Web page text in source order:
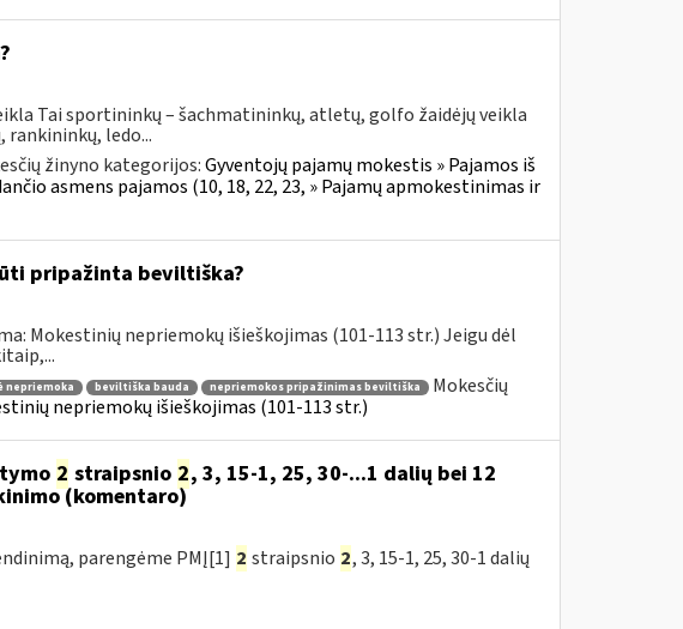
Tai sportininkų – šachmatininkų, atletų, golfo žaidėjų veikla
ledo...
žinyno kategorijos:Gyventojų pajamų mokestis » Pajamos iš
asmens pajamos (10, 18, 22, 23, » Pajamų apmokestinimas ir
pripažinta beviltiška?
Mokestinių nepriemokų išieškojimas (101-113 str.) Jeigu dėl
nepriemoka beviltiška bauda nepriemokos pripažinimas beviltiška
Mokesčių
nepriemokų išieškojimas (101-113 str.)
2 straipsnio 2, 3, 15-1, 25, 30-...1 dalių bei 12
(komentaro)
parengėme PMĮ[1] 2 straipsnio 2, 3, 15-1, 25, 30-1 dalių